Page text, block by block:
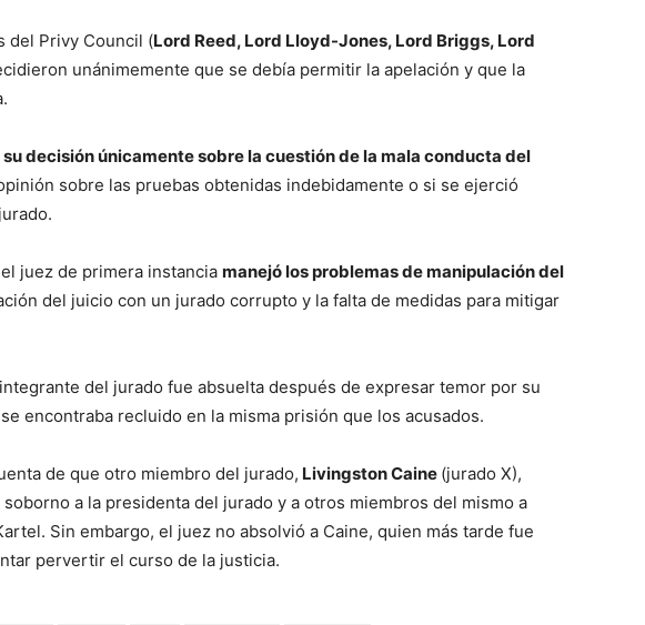
del Privy Council (Lord Reed, Lord Lloyd-Jones, Lord Briggs, Lord
unánimemente que se debía permitir la apelación y que la
decisión únicamente sobre la cuestión de la mala conducta del
sobre las pruebas obtenidas indebidamente o si se ejerció
juez de primera instancia manejó los problemas de manipulación del
del juicio con un jurado corrupto y la falta de medidas para mitigar
del jurado fue absuelta después de expresar temor por su
encontraba recluido en la misma prisión que los acusados.
de que otro miembro del jurado, Livingston Caine (jurado X),
a la presidenta del jurado y a otros miembros del mismo a
Sin embargo, el juez no absolvió a Caine, quien más tarde fue
pervertir el curso de la justicia.